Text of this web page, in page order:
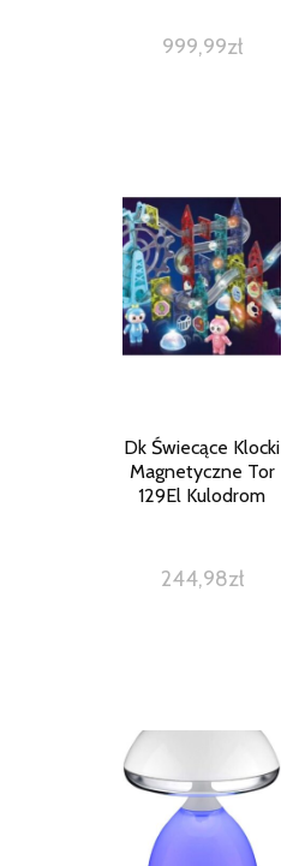
999,99zł
Dk Świecące Klocki
Magnetyczne Tor
129El Kulodrom
244,98zł